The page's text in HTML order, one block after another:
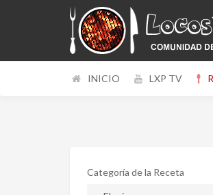
INICIO LXP TV
Categoría de la Receta